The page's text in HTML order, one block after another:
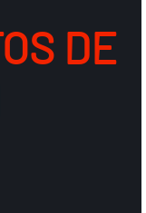
DE